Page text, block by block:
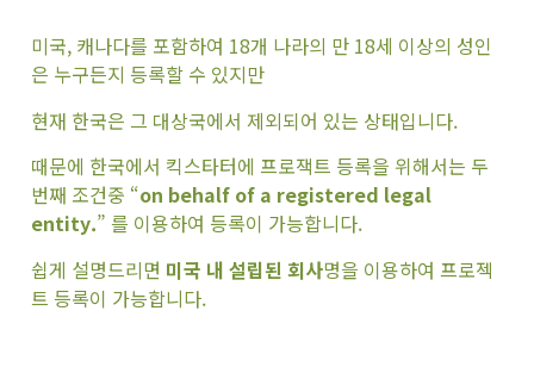
미국, 캐나다를 포함하여 18개 나라의 만 18세 이상의 성인
은 누구든지 등록할 수 있지만
현재 한국은 그 대상국에서 제외되어 있는 상태입니다.
때문에 한국에서 킥스타터에 프로잭트 등록을 위해서는 두
번째 조건중 “on behalf of a registered legal
entity.” 를 이용하여 등록이 가능합니다.
쉽게 설명드리면 미국 내 설립된 회사명을 이용하여 프로젝
트 등록이 가능합니다.